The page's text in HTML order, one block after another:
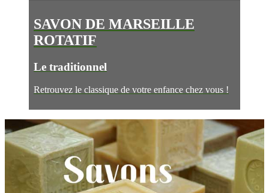
SAVON DE MARSEILLE
ROTATIF
Le traditionnel
Retrouvez le classique de votre enfance chez vous !